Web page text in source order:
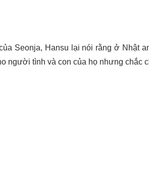
Seonja, Hansu lại nói rằng ở Nhật
người tình và con của họ nhưng chắc